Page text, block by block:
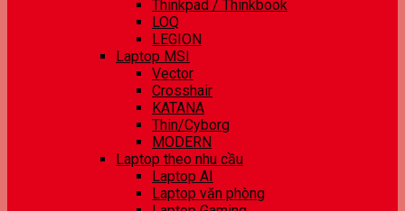
Thinkpad / Thinkbook
LOQ
LEGION
Laptop MSI
Vector
Crosshair
KATANA
Thin/Cyborg
MODERN
Laptop theo nhu cầu
Laptop AI
Laptop văn phòng